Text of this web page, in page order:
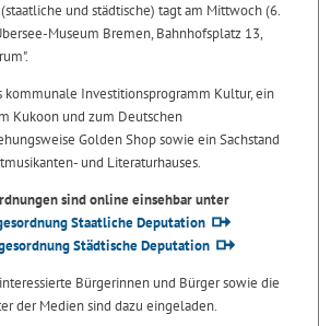
und städtische) tagt am Mittwoch (6.
Museum Bremen, Bahnhofsplatz 13,
Investitionsprogramm Kultur, ein
Kukoon und zum Deutschen
Golden Shop sowie ein Sachstand
und Literaturhauses.
sind online einsehbar unter
Staatliche Deputation
Städtische Deputation
Bürgerinnen und Bürger sowie die
der Medien sind dazu eingeladen.